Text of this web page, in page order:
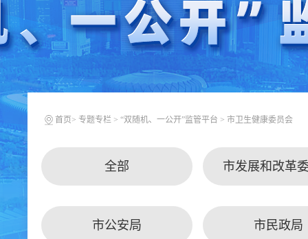
首页 > 专题专栏 > “双随机、一公开”监管平台 > 市卫生健康委员会
全部 市发展和改革
市公安局 市民政局